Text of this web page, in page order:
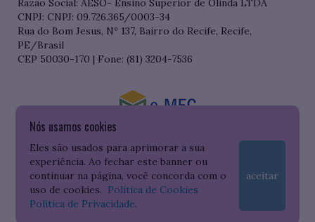
Nós usamos cookies
Eles são usados para aprimorar a sua
experiência. Ao fechar este banner ou
continuar na página, você concorda com o
uso de cookies. Política de Cookies
Política de Privacidade.
aceitar
Razão Social: AESO- Ensino Superior de Olinda LTDA
CNPJ: CNPJ: 09.726.365/0003-34
Rua do Bom Jesus, Nº 137, Bairro do Recife, Recife,
PE/Brasil
CEP 50030-170 | Fone: (81) 3204-7536
Consulte o cadastro da Instituição no Sistema do e-MEC